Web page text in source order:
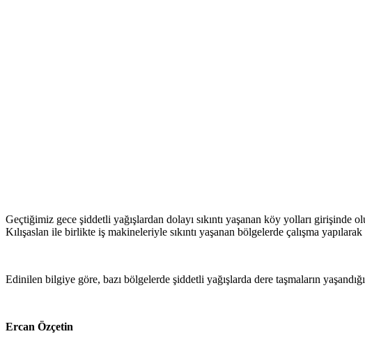
Geçtiğimiz gece şiddetli yağışlardan dolayı sıkıntı yaşanan köy yolları
Kılışaslan ile birlikte iş makineleriyle sıkıntı yaşanan bölgelerde çalışma
Edinilen bilgiye göre, bazı bölgelerde şiddetli yağışlarda dere taşmaların
Ercan Özçetin